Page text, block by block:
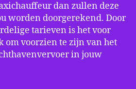
dan zullen deze
worden doorgerekend. Door
tarieven is het voor
om voorzien te zijn van het
in jouw